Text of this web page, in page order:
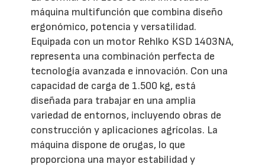
máquina multifunción que combina diseño
ergonómico, potencia y versatilidad.
Equipada con un motor Rehlko KSD 1403NA,
representa una combinación perfecta de
tecnología avanzada e innovación. Con una
capacidad de carga de 1.500 kg, está
diseñada para trabajar en una amplia
variedad de entornos, incluyendo obras de
construcción y aplicaciones agrícolas. La
máquina dispone de orugas, lo que
proporciona una mayor estabilidad y